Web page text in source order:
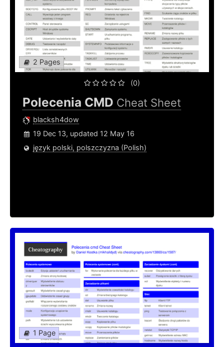
2 Pages
(0)
Polecenia CMD Cheat Sheet
blacksh4dow
19 Dec 13, updated 12 May 16
język polski, polszczyzna (Polish)
1 Page